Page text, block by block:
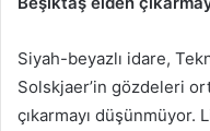
Siyah-beyazlı idare,
Solskjaer’in gözdeleri
çıkarmayı düşünmüyor.